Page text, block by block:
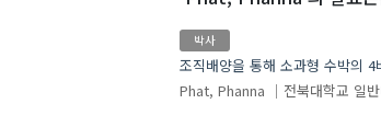
박사
조직배양을 통해 소과형 수박의
Phat, Phanna
전북대학교 일